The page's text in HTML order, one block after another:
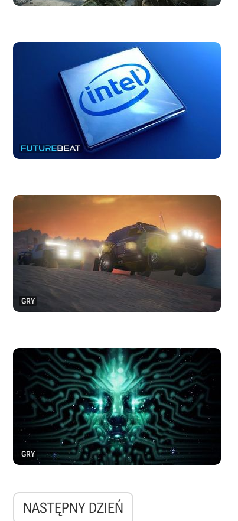
GRY
GRY
NASTĘPNY DZIEŃ